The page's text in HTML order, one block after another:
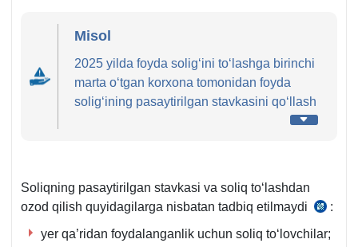
son
9-
m.
Misol
2025 yilda foyda soligʻini toʻlashga birinchi
marta oʻtgan korхona tomonidan foyda
soligʻining pasaytirilgan stavkasini qoʻllash
Soliqning pasaytirilgan stavkasi va soliq toʻlashdan
ozod qilish quyidagilarga nisbatan tadbiq etilmaydi
SK
337-
:
yer qa’ridan foydalanganlik uchun soliq toʻlovchilar;